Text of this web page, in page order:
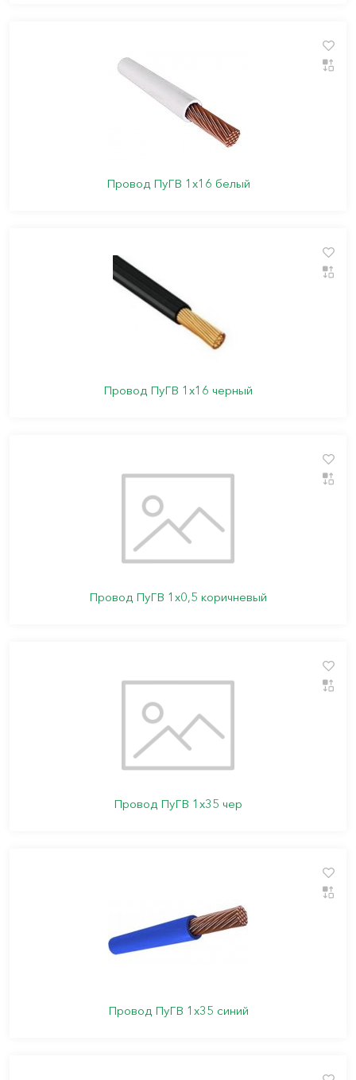
Провод ПуГВ 1х16 белый
Провод ПуГВ 1х16 черный
Провод ПуГВ 1х0,5 коричневый
Провод ПуГВ 1х35 чер
Провод ПуГВ 1х35 синий